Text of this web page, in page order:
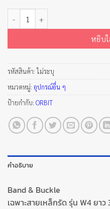
หยิบ
รหัสสินค้า: ไม่ระบุ
หมวดหมู่: อุปกรณ์อื่น ๆ
ป้ายกำกับ: ORBIT
คำอธิบาย
Band & Buckle
เฉพาะสายเหล็กรัด รุ่น W4 ยา